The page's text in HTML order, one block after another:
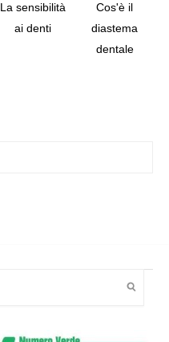
La sensibilità
ai denti
Cos'è il
diastema
dentale